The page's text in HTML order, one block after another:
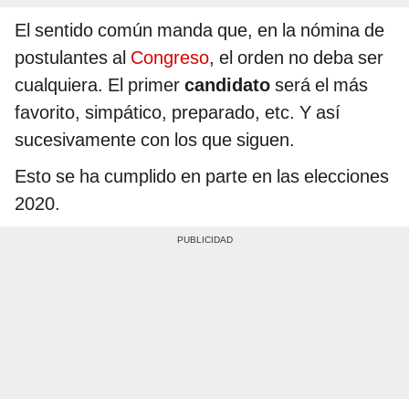
El sentido común manda que, en la nómina de
postulantes al Congreso, el orden no deba ser
cualquiera. El primer candidato será el más
favorito, simpático, preparado, etc. Y así
sucesivamente con los que siguen.
Esto se ha cumplido en parte en las elecciones
2020.